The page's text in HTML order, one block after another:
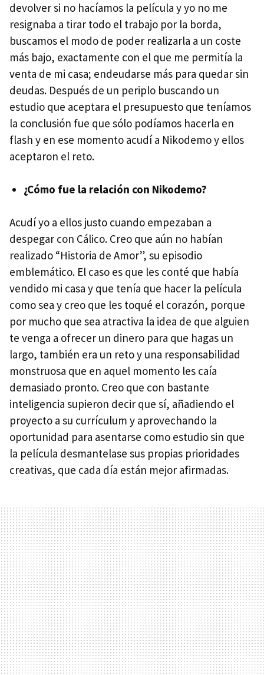
devolver si no hacíamos la película y yo no me
resignaba a tirar todo el trabajo por la borda,
buscamos el modo de poder realizarla a un coste
más bajo, exactamente con el que me permitía la
venta de mi casa; endeudarse más para quedar sin
deudas. Después de un periplo buscando un
estudio que aceptara el presupuesto que teníamos
la conclusión fue que sólo podíamos hacerla en
flash y en ese momento acudí a Nikodemo y ellos
aceptaron el reto.
¿Cómo fue la relación con Nikodemo?
Acudí yo a ellos justo cuando empezaban a
despegar con Cálico. Creo que aún no habían
realizado “Historia de Amor”, su episodio
emblemático. El caso es que les conté que había
vendido mi casa y que tenía que hacer la película
como sea y creo que les toqué el corazón, porque
por mucho que sea atractiva la idea de que alguien
te venga a ofrecer un dinero para que hagas un
largo, también era un reto y una responsabilidad
monstruosa que en aquel momento les caía
demasiado pronto. Creo que con bastante
inteligencia supieron decir que sí, añadiendo el
proyecto a su currículum y aprovechando la
oportunidad para asentarse como estudio sin que
la película desmantelase sus propias prioridades
creativas, que cada día están mejor afirmadas.